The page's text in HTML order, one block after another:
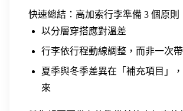
快速總結：高加索行李準備 3 個原則
以分層穿搭應對溫差
行李依行程動線調整，而非一次
夏季與冬季差異在「補充項目」
來